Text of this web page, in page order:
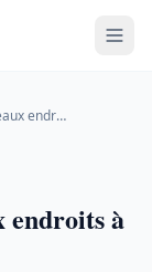
Finistère Sud : les plus beaux endroits à visiter en 2026
endroits à